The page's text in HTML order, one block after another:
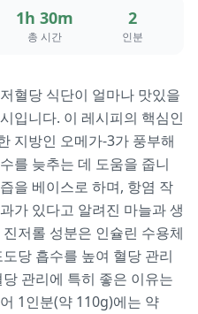
1h 30m
총 시간
2
인분
혈당 식단이 얼마나 맛있을
입니다. 이 레시피의 핵심인
지방인 오메가-3가 풍부해
를 늦추는 데 도움을 줍니
을 베이스로 하며, 항염 작
가 있다고 알려진 마늘과 생
저롤 성분은 인슐린 수용체
당 흡수를 높여 혈당 관리
관리에 특히 좋은 이유는
1인분(약 110g)에는 약